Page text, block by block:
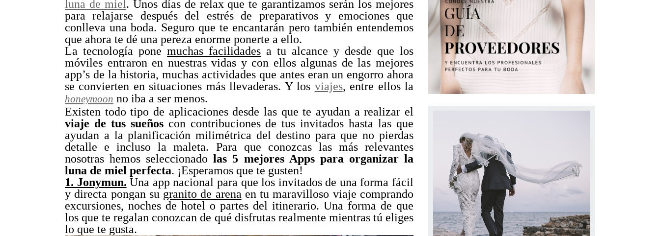
luna de miel. Unos días de relax que te garantizamos serán los mejores
para relajarse después del estrés de preparativos y emociones que
conlleva una boda. Seguro que te encantarán pero también entendemos
que ahora te dé una pereza enorme ponerte a ello.
La tecnología pone muchas facilidades a tu alcance y desde que los
móviles entraron en nuestras vidas y con ellos algunas de las mejores
app’s de la historia, muchas actividades que antes eran un engorro ahora
se convierten en situaciones más llevaderas. Y los viajes, entre ellos la
honeymoon no iba a ser menos.
Existen todo tipo de aplicaciones desde las que te ayudan a realizar el
viaje de tus sueñoscon contribuciones de tus invitados hasta las que
ayudan a la planificación milimétrica del destino para que no pierdas
detalle e incluso la maleta. Para que conozcas las más relevantes
nosotras hemos seleccionadolas 5 mejores Apps para organizar la
luna de miel perfecta. ¡Esperamos que te gusten!
1. Jonymun. Una app nacional para que los invitados de una forma fácil
y directa pongan su granito de arena en tu maravilloso viaje comprando
excursiones, noches de hotel o partes del itinerario. Una forma de que
los que te regalan conozcan de qué disfrutas realmente mientras tú eliges
lo que te gusta.